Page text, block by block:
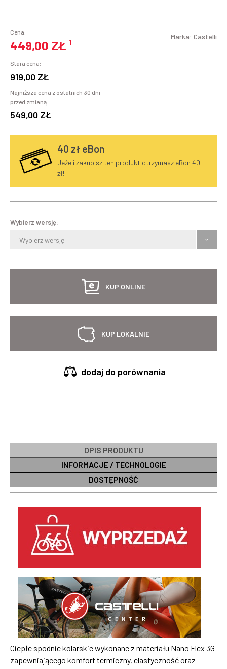
Cena:
449,00 ZŁ ¹
Stara cena:
919,00 ZŁ
Najniższa cena z ostatnich 30 dni
przed zmianą:
549,00 ZŁ
Marka: Castelli
40 zł eBon
Jeżeli zakupisz ten produkt otrzymasz eBon 40
zł!
Wybierz wersję:
Wybierz wersję
KUP ONLINE
KUP LOKALNIE
dodaj do porównania
OPIS PRODUKTU
INFORMACJE / TECHNOLOGIE
DOSTĘPNOŚĆ
Ciepłe spodnie kolarskie wykonane z materiału Nano Flex 3G
zapewniającego komfort termiczny, elastyczność oraz